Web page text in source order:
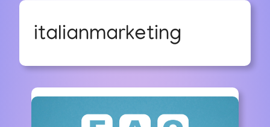
italianmarketing